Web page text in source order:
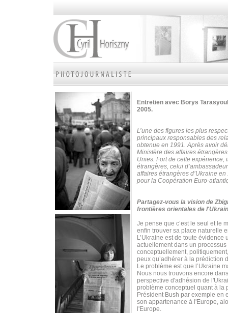
Entretien avec Borys
2005.
L’une des figures les plus
principaux responsables des
obtenue en 1991. Après avoir
Ministère des affaires
Unies. Fort de cette expérience,
étrangères, celui
affaires étrangères d’Ukraine
pour la Coopération Euro-
Partagez-vous la vision de
frontières orientales de
Je pense que c’est le seul et le
enfin trouver sa place naturelle
L’Ukraine est de toute
actuellement dans un
conceptuellement,
peux qu’adhérer à la prédiction
Le problème est que l’Ukraine
Nous nous trouvons encore
perspective d'adhésion de
problème conceptuel quant à la
Président Bush par exemple
son appartenance à l'Europe,
l'Europe.